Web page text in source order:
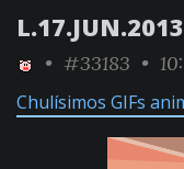
L.17.JUN.2013
• #33183 •
Chulísimos GIFs